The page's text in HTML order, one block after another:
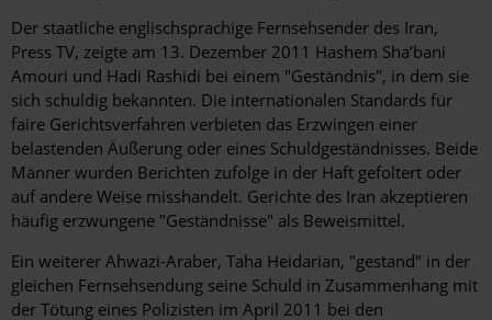
Der staatliche englischsprachige Fernsehsender des Iran,
Press TV, zeigte am 13. Dezember 2011 Hashem Sha’bani
Amouri und Hadi Rashidi bei einem "Geständnis", in dem sie
sich schuldig bekannten. Die internationalen Standards für
faire Gerichtsverfahren verbieten das Erzwingen einer
belastenden Äußerung oder eines Schuldgeständnisses. Beide
Männer wurden Berichten zufolge in der Haft gefoltert oder
auf andere Weise misshandelt. Gerichte des Iran akzeptieren
häufig erzwungene "Geständnisse" als Beweismittel.
Ein weiterer Ahwazi-Araber, Taha Heidarian, "gestand" in der
gleichen Fernsehsendung seine Schuld in Zusammenhang mit
der Tötung eines Polizisten im April 2011 bei den